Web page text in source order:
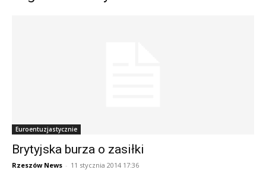
Euroentuzjastycznie
Brytyjska burza o zasiłki
Rzeszów News - 11 stycznia 2014 17:36